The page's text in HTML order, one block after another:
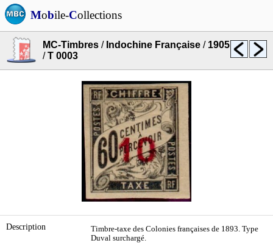
Mobile-Collections
MC-Timbres / Indochine Française / 1905
/T 0003
Description
Timbre-taxe des Colonies françaises de 1893. Type
Duval surchargé.